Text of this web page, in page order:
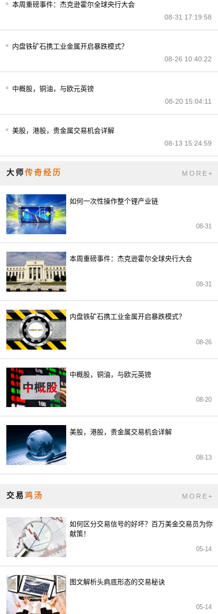
本周重磅事件：杰克逊霍尔全球央行大会
08-31 17:19:58
内盘铁矿石携工业金属开启暴跌模式？
08-26 10:40:22
中概股，铜油，与欧元英镑
08-20 15:04:11
美股，港股，贵金属交易机会详解
08-13 15:24:59
大师传奇经历 MORE+
如何一次性操作整个锂产业链
08-31
本周重磅事件：杰克逊霍尔全球央行大会
08-31
内盘铁矿石携工业金属开启暴跌模式？
08-26
中概股，铜油，与欧元英镑
08-20
美股，港股，贵金属交易机会详解
08-13
交易鸡汤 MORE+
如何区分交易信号的好坏？百万美金交易员为你
献策！
05-14
图文解析头肩底形态的交易秘诀
05-14